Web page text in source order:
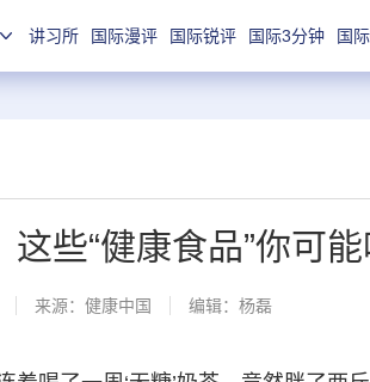
讲习所 国际漫评 国际锐评 国际3分钟 国
这些“健康食品”你可
来源： 健康中国 编辑：杨磊